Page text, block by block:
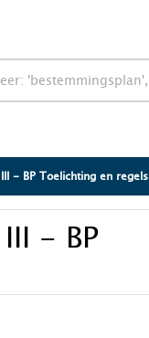
- BP Toelichting en regels
- BP